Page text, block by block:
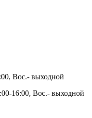
Вос.- выходной
16:00, Вос.- выходной